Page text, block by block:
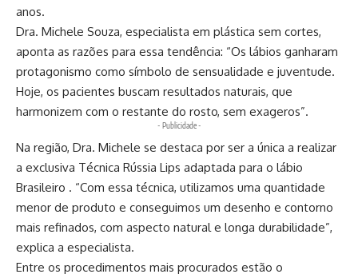
anos.
Dra. Michele Souza, especialista em plástica sem cortes,
aponta as razões para essa tendência: “Os lábios ganharam
protagonismo como símbolo de sensualidade e juventude.
Hoje, os pacientes buscam resultados naturais, que
harmonizem com o restante do rosto, sem exageros”.
- Publicidade -
Na região, Dra. Michele se destaca por ser a única a realizar
a exclusiva Técnica Rússia Lips adaptada para o lábio
Brasileiro . “Com essa técnica, utilizamos uma quantidade
menor de produto e conseguimos um desenho e contorno
mais refinados, com aspecto natural e longa durabilidade”,
explica a especialista.
Entre os procedimentos mais procurados estão o